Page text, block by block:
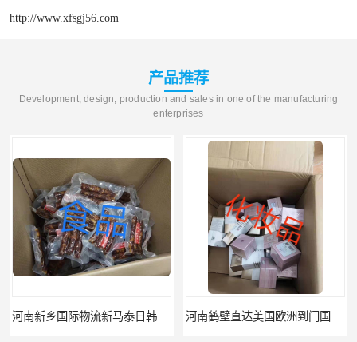
http://www.xfsgj56.com
产品推荐
Development, design, production and sales in one of the manufacturing
enterprises
河南新乡国际物流新马泰日韩菲律宾老挝缅甸印尼柬埔寨双清包税 河南鹤壁直达美国欧洲到门国际快递药品口罩洗手液消毒水防护衣